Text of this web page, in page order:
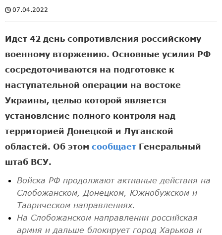
07.04.2022
Идет 42 день сопротивления российскому
военному вторжению. Основные усилия РФ
сосредоточиваются на подготовке к
наступательной операции на востоке
Украины, целью которой является
установление полного контроля над
территорией Донецкой и Луганской
областей. Об этом сообщает Генеральный
штаб ВСУ.
Войска РФ продолжают активные действия на
Слобожанском, Донецком, Южнобужском и
Таврическом направлениях.
На Слобожанском направлении российская
армия и дальше блокирует город Харьков и